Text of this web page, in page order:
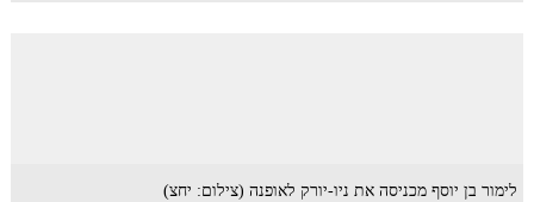
לימור בן יוסף מכניסה את ניו-יורק לאופנה (צילום: יחצ)